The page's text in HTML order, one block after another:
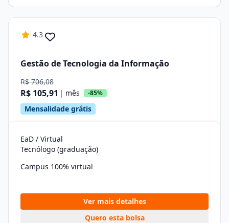
4.3
Gestão de Tecnologia da Informação
R$ 706,08
R$ 105,91 | mês -85%
Mensalidade grátis
EaD / Virtual
Tecnólogo (graduação)
Campus 100% virtual
Ver mais detalhes
Quero esta bolsa